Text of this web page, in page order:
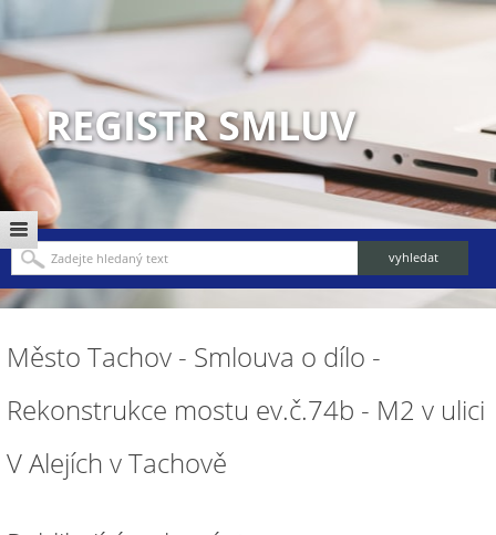
REGISTR SMLUV
Město Tachov - Smlouva o dílo -
Rekonstrukce mostu ev.č.74b - M2 v ulici
V Alejích v Tachově